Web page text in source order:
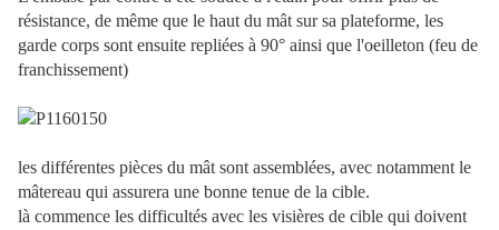
résistance, de même que le haut du mât sur sa plateforme, les
garde corps sont ensuite repliées à 90° ainsi que l'oeilleton (feu de
franchissement)
les différentes pièces du mât sont assemblées, avec notamment le
mâtereau qui assurera une bonne tenue de la cible.
là commence les difficultés avec les visières de cible qui doivent